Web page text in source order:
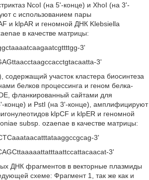
NcoI (на 5'-конце) и XhoI (на 3'-
с использованием пары
и klpAR и геномной ДНК Klebsiella
в качестве матрицы:
3'
3'
содержащий участок кластера биосинтеза
белков процессинга и геном белка-
фланкированный сайтами для
конце) и PstI (на 3'-конце), амплифицируют
klpCF и klpER и геномной
subsp. ozaenae в качестве матрицы:
3'
3'
ДНК фрагментов в векторные плазмиды
схеме: Фрагмент 1, так же как и